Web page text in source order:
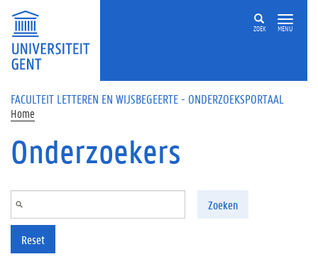
Overslaan en naar de inhoud gaan
ZOEK MENU
FACULTEIT LETTEREN EN WIJSBEGEERTE - ONDERZOEKSPORTAAL
Home
Onderzoekers
Zoeken
Reset